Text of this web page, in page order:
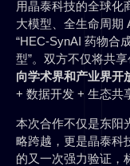
用晶泰科技的全球化
大模型、全生命周期
“HEC-SynAI 药物合
型”。双方不仅将共
向学术界和产业界开
+ 数据开发 + 生态共
本次合作不仅是东阳
略跨越，更是晶泰科
的又一次强力验证，